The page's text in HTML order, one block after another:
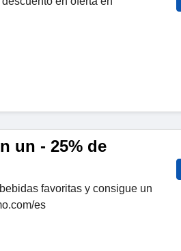
un - 25% de
favoritas y consigue un
es